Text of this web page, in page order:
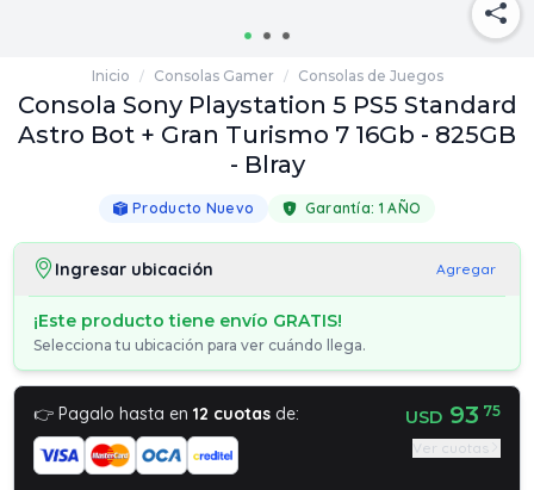
Inicio / Consolas Gamer / Consolas de Juegos
Consola Sony Playstation 5 PS5 Standard
Astro Bot + Gran Turismo 7 16Gb - 825GB
- Blray
Producto Nuevo Garantía: 1 AÑO
Ingresar ubicación Agregar
¡Este producto tiene envío GRATIS!
Selecciona tu ubicación para ver cuándo llega.
👉 Pagalo hasta en12 cuotas de: USD 93 75
Ver cuotas